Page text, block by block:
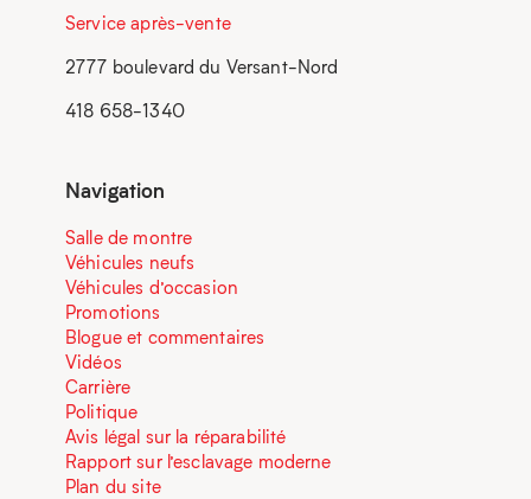
Service après-vente
2777 boulevard du Versant-Nord
418 658-1340
Navigation
Salle de montre
Véhicules neufs
Véhicules d’occasion
Promotions
Blogue et commentaires
Vidéos
Carrière
Politique
Avis légal sur la réparabilité
Rapport sur l’esclavage moderne
Plan du site